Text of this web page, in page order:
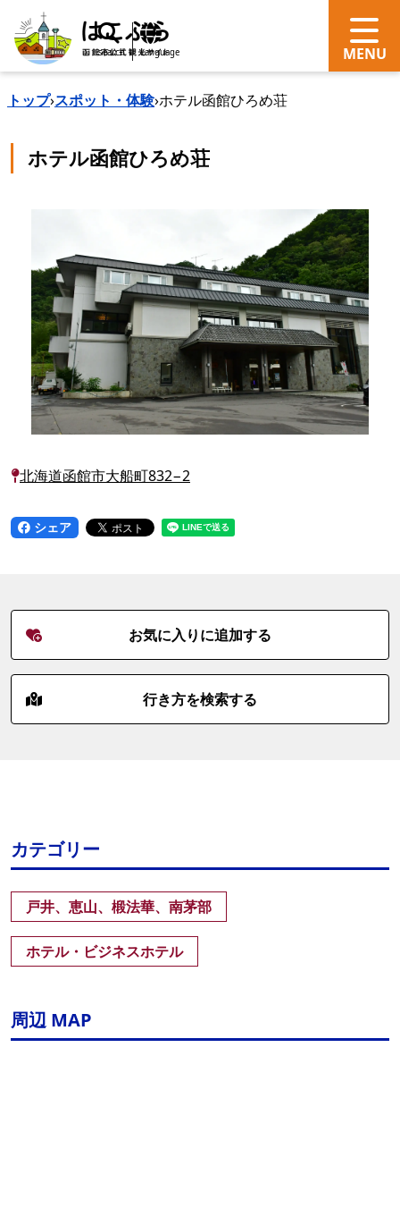
search Language
トップ›スポット・体験›ホテル函館ひろめ荘
ホテル函館ひろめ荘
北海道函館市大船町832−2
シェア
お気に入りに追加する
行き方を検索する
カテゴリー
戸井、恵山、椴法華、南茅部
ホテル・ビジネスホテル
周辺 MAP